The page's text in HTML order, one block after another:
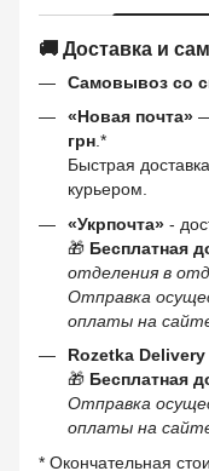
🚚 Доставка и
Самовывоз со
«Новая почта»
грн.*
Быстрая
курьером.
«Укрпочта» -
🎁 Бесплатная
отделения в
Отправка
оплаты на
Rozetka Delivery
🎁 Бесплатная
Отправка
оплаты на
* Окончательная